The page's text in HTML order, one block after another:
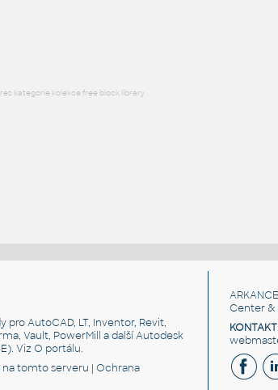
kategorie kolekce free block library
AutoCAD, LT, Inventor, Revit,
Vault, PowerMill a další Autodesk
VizO portálu.
na tomto serveru |Ochrana
ARKANCE
Center &